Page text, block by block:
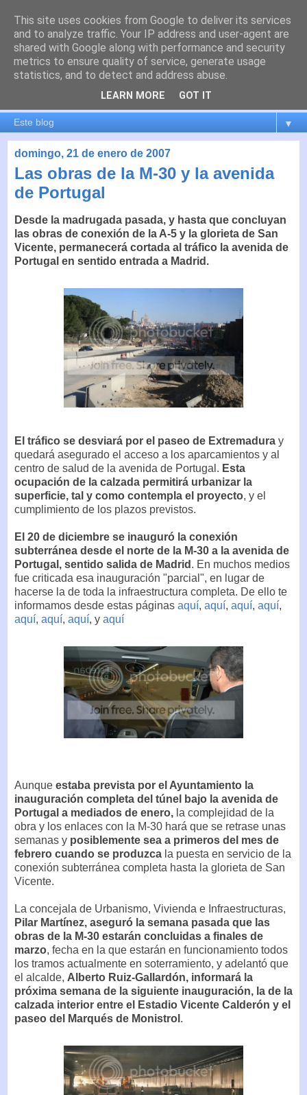
es por madrid
El blog de Madrid y su actualidad, proyectos, transporte,
movilidad, arquitectura, participación, medio ambiente,
educación, empleo, ...
▼
domingo, 21 de enero de 2007
Las obras de la M-30 y la avenida
de Portugal
Desde la madrugada pasada, y hasta que concluyan
las obras de conexión de la A-5 y la glorieta de San
Vicente, permanecerá cortada al tráfico la avenida de
Portugal en sentido entrada a Madrid.
El tráfico se desviará por el paseo de Extremadura y
quedará asegurado el acceso a los aparcamientos y al
centro de salud de la avenida de Portugal. Esta
ocupación de la calzada permitirá urbanizar la
superficie, tal y como contempla el proyecto, y el
cumplimiento de los plazos previstos.
El 20 de diciembre se inauguró la conexión
subterránea desde el norte de la M-30 a la avenida de
Portugal, sentido salida de Madrid . En muchos medios
fue criticada esa inauguración "parcial", en lugar de
hacerse la de toda la infraestructura completa. De ello te
informamos desde estas páginas aquí, aquí, aquí, aquí,
aquí, aquí, aquí, y aquí
Aunque estaba prevista por el Ayuntamiento la
inauguración completa del túnel bajo la avenida de
Portugal a mediados de enero, la complejidad de la
obra y los enlaces con la M-30 hará que se retrase unas
semanas y posiblemente sea a primeros del mes de
febrero cuando se produzca la puesta en servicio de la
conexión subterránea completa hasta la glorieta de San
Vicente.
La concejala de Urbanismo, Vivienda e Infraestructuras,
Pilar Martínez, aseguró la semana pasada que las
obras de la M-30 estarán concluidas a finales de
marzo, fecha en la que estarán en funcionamiento todos
los tramos actualmente en soterramiento, y adelantó que
el alcalde, Alberto Ruiz-Gallardón, informará la
próxima semana de la siguiente inauguración, la de la
calzada interior entre el Estadio Vicente Calderón y el
paseo del Marqués de Monistrol .
This site uses cookies from Google to deliver its services
and to analyze traffic. Your IP address and user-agent are
shared with Google along with performance and security
metrics to ensure quality of service, generate usage
statistics, and to detect and address abuse.
LEARN MORE GOT IT